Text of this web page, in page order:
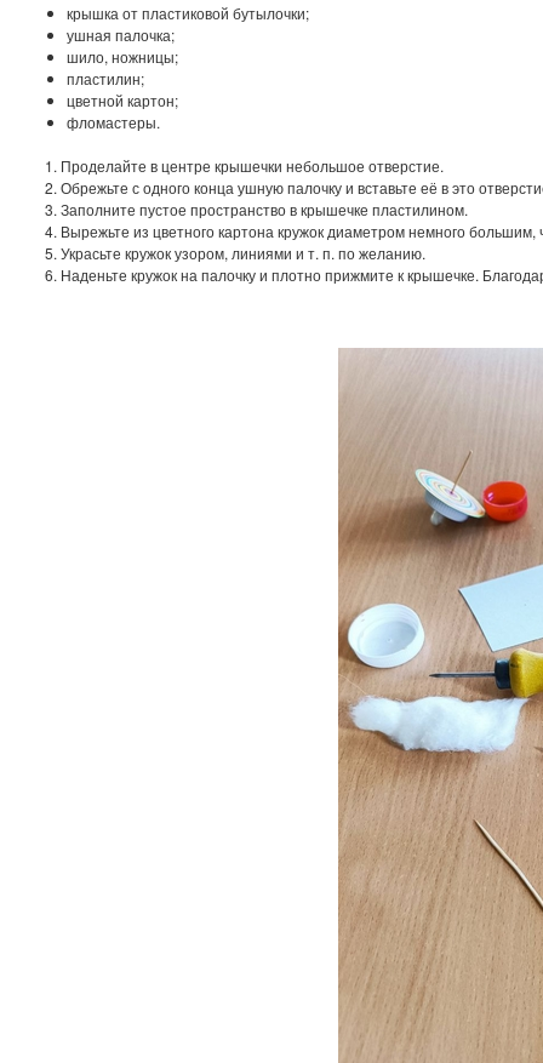
крышка от пластиковой бутылочки;
ушная палочка;
шило, ножницы;
пластилин;
цветной картон;
фломастеры.
Проделайте в центре крышечки небольшое отверстие.
Обрежьте с одного конца ушную палочку и вставьте её в это
Заполните пустое пространство в крышечке пластилином.
Вырежьте из цветного картона кружок диаметром немного
Украсьте кружок узором, линиями и т. п. по желанию.
Наденьте кружок на палочку и плотно прижмите к крышечке.